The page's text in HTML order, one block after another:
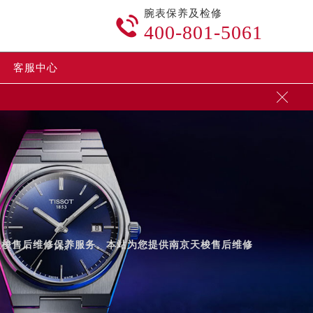

腕表保养及检修
400-801-5061
客服中心

售后维修保养服务。本站为您提供南京天梭售后维修